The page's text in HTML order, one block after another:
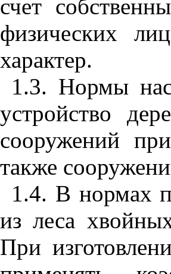
счет
физических
характер.
1.3. Нормы
устройство
сооружений
также
1.4. В нормах
из леса
При